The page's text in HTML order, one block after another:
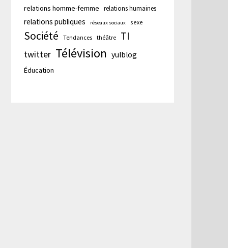
relations homme-femme relations humaines
relations publiques réseaux sociaux sexe
Société Tendances théâtre TI
twitter Télévision yulblog
Éducation